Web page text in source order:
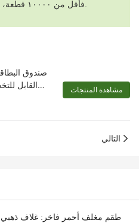
القابل
مشاهدة المنتجات
التالي
طقم مغلف أحمر فاخر: غلاف